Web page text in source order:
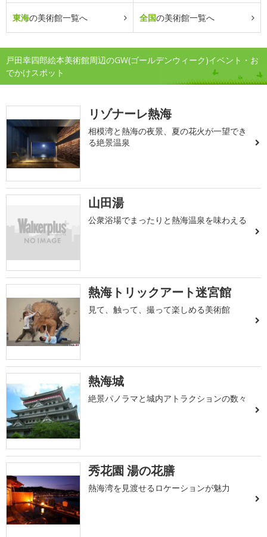
東海の美術館一覧へ 全国の美術館一覧へ
戸田幸四郎絵本美術館周辺のGW(ゴールデンウィーク)イベント・お
でかけスポット
リゾナーレ熱海
相模湾と熱海の夜景、夏の花火が一望でき
る絶景温泉
山田湯
公衆浴場でまったりと熱海温泉を味わえる
熱海トリックアート迷宮館
見て、触って、撮って楽しめる美術館
熱海城
絶景パノラマと城内アトラクションの数々
秀花園 湯の花膳
熱海湾を見渡せるロケーションが魅力